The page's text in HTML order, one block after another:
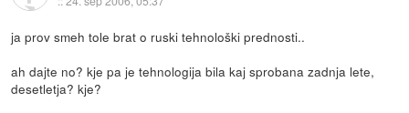
ja prov smeh tole brat o ruski tehnološki prednosti..
ah dajte no? kje pa je tehnologija bila kaj sprobana zadnja lete,
desetletja? kje?